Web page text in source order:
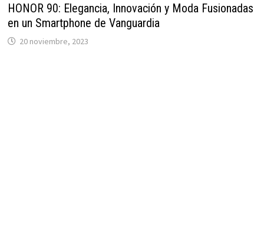
HONOR 90: Elegancia, Innovación y Moda Fusionadas
en un Smartphone de Vanguardia
20 noviembre, 2023